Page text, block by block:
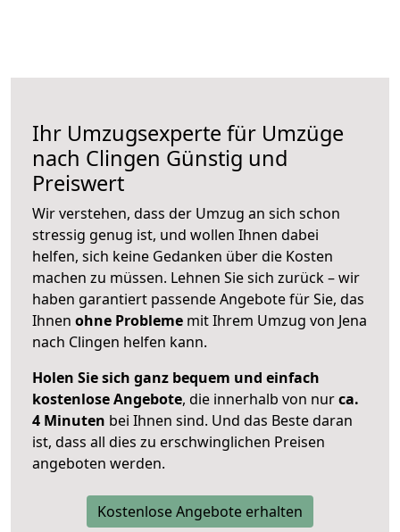
Ihr Umzugsexperte für Umzüge
nach Clingen Günstig und
Preiswert
Wir verstehen, dass der Umzug an sich schon
stressig genug ist, und wollen Ihnen dabei
helfen, sich keine Gedanken über die Kosten
machen zu müssen. Lehnen Sie sich zurück – wir
haben garantiert passende Angebote für Sie, das
Ihnen ohne Probleme mit Ihrem Umzug von Jena
nach Clingen helfen kann.
Holen Sie sich ganz bequem und einfach
kostenlose Angebote, die innerhalb von nurca.
4 Minuten bei Ihnen sind. Und das Beste daran
ist, dass all dies zu erschwinglichen Preisen
angeboten werden.
Kostenlose Angebote erhalten